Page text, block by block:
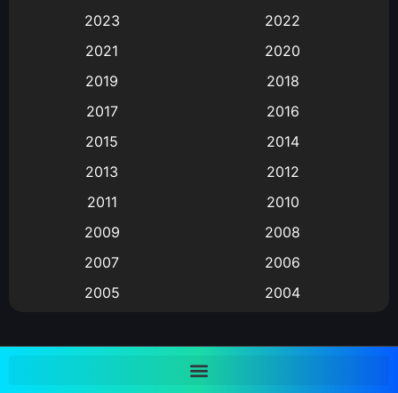
Animation การ์ตูน
Animation อนิเมะ
Animation แอนิเมชัน
(9)
Big tits (นมใหญ่)
Bitch (ผู้หญิงร่าน)
2023
2022
2021
2020
2019
2018
2017
2016
2015
2014
2013
2012
2011
2010
2009
2008
2007
2006
2005
2004